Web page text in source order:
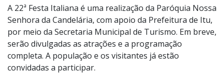
A 22ª Festa Italiana é uma realização da Paróquia Nossa
Senhora da Candelária, com apoio da Prefeitura de Itu,
por meio da Secretaria Municipal de Turismo. Em breve,
serão divulgadas as atrações e a programação
completa. A população e os visitantes já estão
convidadas a participar.